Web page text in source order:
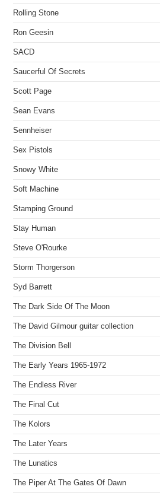
Rolling Stone
Ron Geesin
SACD
Saucerful Of Secrets
Scott Page
Sean Evans
Sennheiser
Sex Pistols
Snowy White
Soft Machine
Stamping Ground
Stay Human
Steve O'Rourke
Storm Thorgerson
Syd Barrett
The Dark Side Of The Moon
The David Gilmour guitar collection
The Division Bell
The Early Years 1965-1972
The Endless River
The Final Cut
The Kolors
The Later Years
The Lunatics
The Piper At The Gates Of Dawn